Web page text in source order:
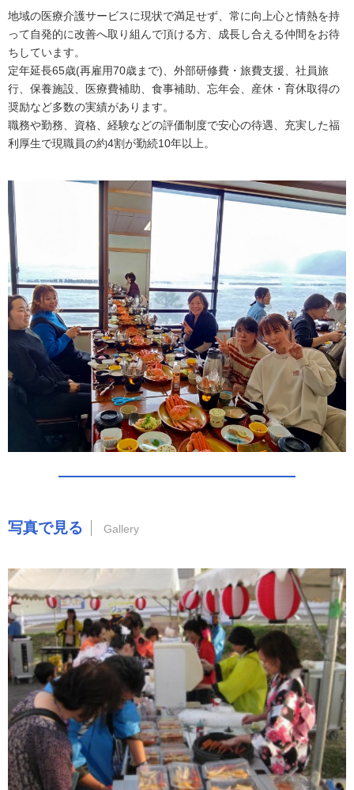
地域の医療介護サービスに現状で満足せず、常に向上心と情熱を持
って自発的に改善へ取り組んで頂ける方、成長し合える仲間をお待
ちしています。
定年延長65歳(再雇用70歳まで)、外部研修費・旅費支援、社員旅
行、保養施設、医療費補助、食事補助、忘年会、産休・育休取得の
奨励など多数の実績があります。
職務や勤務、資格、経験などの評価制度で安心の待遇、充実した福
利厚生で現職員の約4割が勤続10年以上。
写真で見る